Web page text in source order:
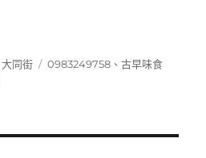
分
大同街
標
0983249758 、古早味食